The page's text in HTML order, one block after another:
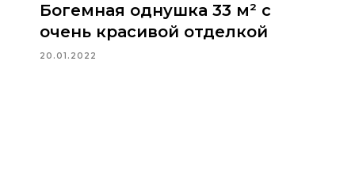
Богемная однушка 33 м² с
очень красивой отделкой
20.01.2022